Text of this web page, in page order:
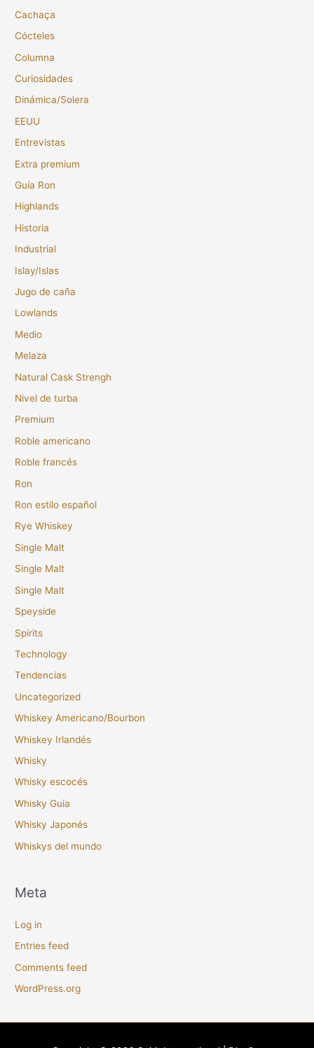
Cachaça
Cócteles
Columna
Curiosidades
Dinámica/Solera
EEUU
Entrevistas
Extra premium
Guía Ron
Highlands
Historia
Industrial
Islay/Islas
Jugo de caña
Lowlands
Medio
Melaza
Natural Cask Strengh
Nivel de turba
Premium
Roble americano
Roble francés
Ron
Ron estilo español
Rye Whiskey
Single Malt
Single Malt
Single Malt
Speyside
Spirits
Technology
Tendencias
Uncategorized
Whiskey Americano/Bourbon
Whiskey Irlandés
Whisky
Whisky escocés
Whisky Guia
Whisky Japonés
Whiskys del mundo
Meta
Log in
Entries feed
Comments feed
WordPress.org